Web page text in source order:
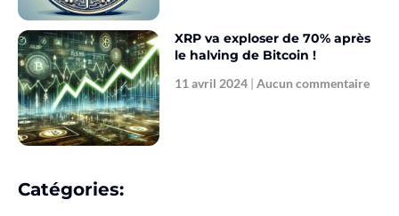
XRP va exploser de 70% après
le halving de Bitcoin !
11 avril 2024 Aucun commentaire
Catégories: